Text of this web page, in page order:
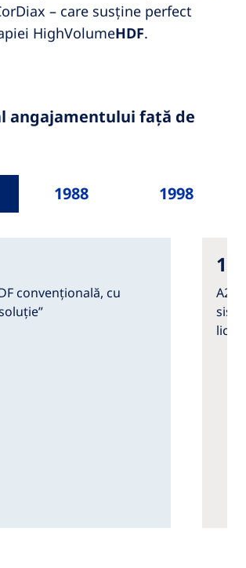
– care susține perfect
HighVolumeHDF.
angajamentului față de
1988 1998
convențională, cu